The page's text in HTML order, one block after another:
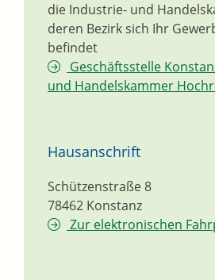
die Industrie- und
deren Bezirk sich Ihr
befindet
Geschäftsstelle
und Handelskammer
Hausanschrift
Schützenstraße 8
78462 Konstanz
Zur elektronischen